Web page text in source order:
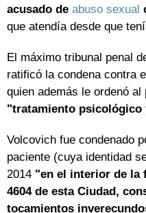
acusado de abuso sexual
que atendía desde que
El máximo tribunal penal
ratificó la condena contra
quien además le ordenó
"tratamiento
Volcovich fue condenado
paciente (cuya identidad
2014 "en el interior de la
4604 de esta Ciudad,
tocamientos